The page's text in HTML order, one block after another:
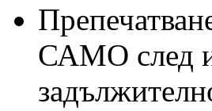
САМО след